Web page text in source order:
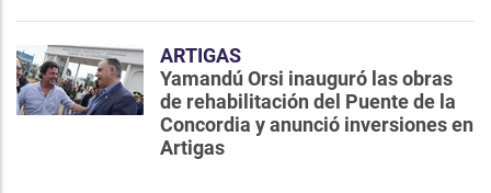
ARTIGAS
Yamandú Orsi inauguró las obras
de rehabilitación del Puente de la
Concordia y anunció inversiones en
Artigas